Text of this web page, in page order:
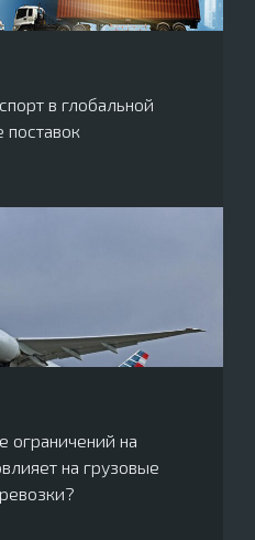
в глобальной
поставок
ограничений на
на грузовые